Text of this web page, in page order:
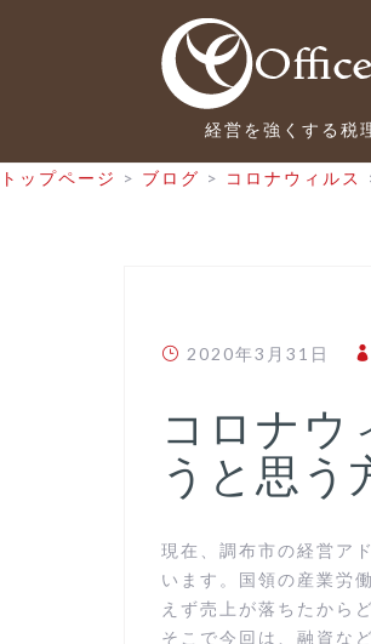
経営を強くする税
トップページ > ブログ > コロナウィルス
2020年3月31日
コロナウ
うと思う
現在、調布市の経営ア
います。国領の産業労
えず売上が落ちたから
そこで今回は、融資な